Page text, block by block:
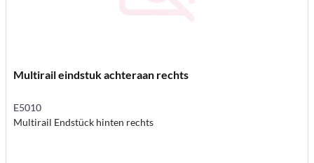
Multirail eindstuk achteraan rechts
E5010
Multirail Endstück hinten rechts